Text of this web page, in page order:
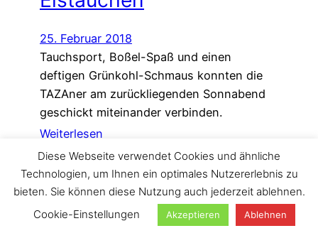
25. Februar 2018
Tauchsport, Boßel-Spaß und einen
deftigen Grünkohl-Schmaus konnten die
TAZAner am zurückliegenden Sonnabend
geschickt miteinander verbinden.
Weiterlesen
Suchen
Diese Webseite verwendet Cookies und ähnliche
Technologien, um Ihnen ein optimales Nutzererlebnis zu
bieten. Sie können diese Nutzung auch jederzeit ablehnen.
Cookie-Einstellungen
Akzeptieren Ablehnen